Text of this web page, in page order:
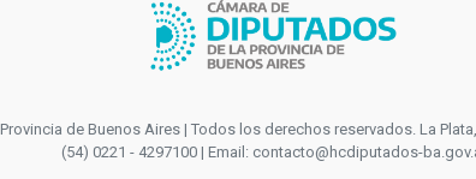
de Buenos Aires | Todos los derechos reservados. La
(54) 0221 - 4297100 | Email: contacto@hcdiputados-